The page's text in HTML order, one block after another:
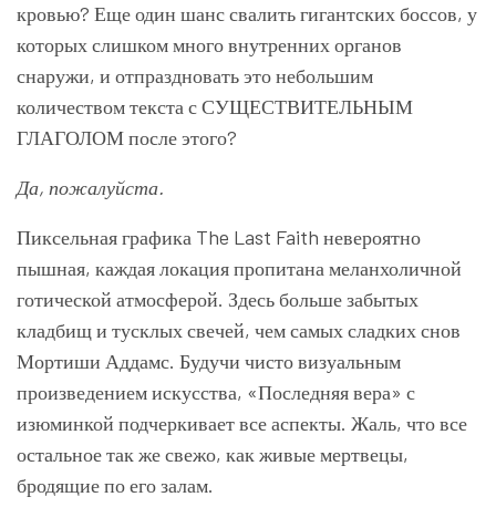
кровью? Еще один шанс свалить гигантских боссов, у
которых слишком много внутренних органов
снаружи, и отпраздновать это небольшим
количеством текста с СУЩЕСТВИТЕЛЬНЫМ
ГЛАГОЛОМ после этого?
Да, пожалуйста.
Пиксельная графика The Last Faith невероятно
пышная, каждая локация пропитана меланхоличной
готической атмосферой. Здесь больше забытых
кладбищ и тусклых свечей, чем самых сладких снов
Мортиши Аддамс. Будучи чисто визуальным
произведением искусства, «Последняя вера» с
изюминкой подчеркивает все аспекты. Жаль, что все
остальное так же свежо, как живые мертвецы,
бродящие по его залам.